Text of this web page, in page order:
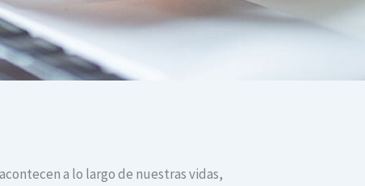
a lo largo de nuestras vidas,